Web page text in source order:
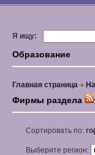
Я ищу:
Образование
Главная страница
Фирмы раздела
Сортировать по:
Выберите регион: